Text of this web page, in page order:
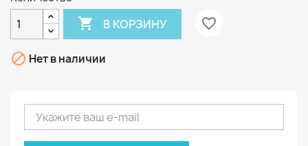
 В КОРЗИНУ favorite_border
 Нет в наличии